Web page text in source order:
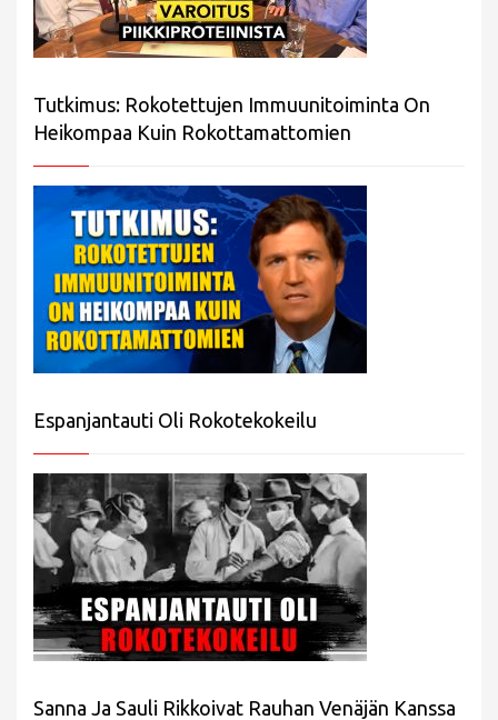
Tutkimus: Rokotettujen Immuunitoiminta On
Heikompaa Kuin Rokottamattomien
Espanjantauti Oli Rokotekokeilu
Sanna Ja Sauli Rikkoivat Rauhan Venäjän Kanssa